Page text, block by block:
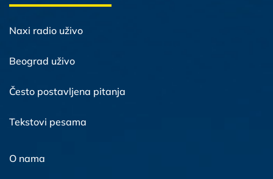
Naxi radio uživo
Beograd uživo
Često postavljena pitanja
Tekstovi pesama
O nama